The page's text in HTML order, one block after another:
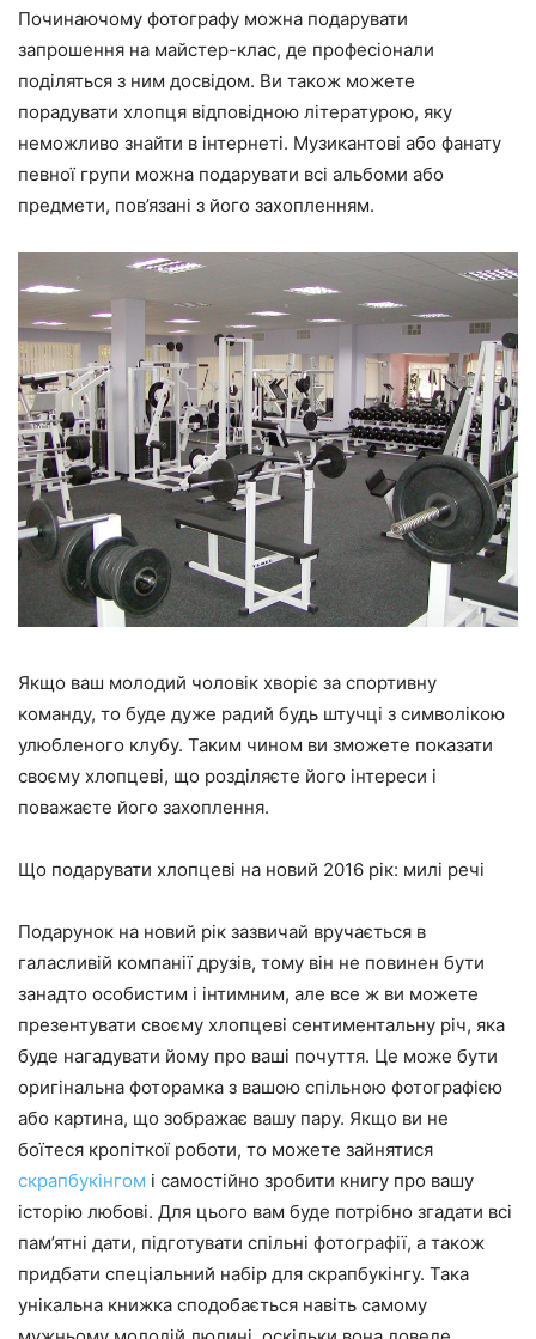
Починаючому фотографу можна подарувати
запрошення на майстер-клас, де професіонали
поділяться з ним досвідом. Ви також можете
порадувати хлопця відповідною літературою, яку
неможливо знайти в інтернеті. Музикантові або фанату
певної групи можна подарувати всі альбоми або
предмети, пов’язані з його захопленням.
Якщо ваш молодий чоловік хворіє за спортивну
команду, то буде дуже радий будь штучці з символікою
улюбленого клубу. Таким чином ви зможете показати
своєму хлопцеві, що розділяєте його інтереси і
поважаєте його захоплення.
Що подарувати хлопцеві на новий 2016 рік: милі речі
Подарунок на новий рік зазвичай вручається в
галасливій компанії друзів, тому він не повинен бути
занадто особистим і інтимним, але все ж ви можете
презентувати своєму хлопцеві сентиментальну річ, яка
буде нагадувати йому про ваші почуття. Це може бути
оригінальна фоторамка з вашою спільною фотографією
або картина, що зображає вашу пару. Якщо ви не
боїтеся кропіткої роботи, то можете зайнятися
скрапбукінгом і самостійно зробити книгу про вашу
історію любові. Для цього вам буде потрібно згадати всі
пам’ятні дати, підготувати спільні фотографії, а також
придбати спеціальний набір для скрапбукінгу. Така
унікальна книжка сподобається навіть самому